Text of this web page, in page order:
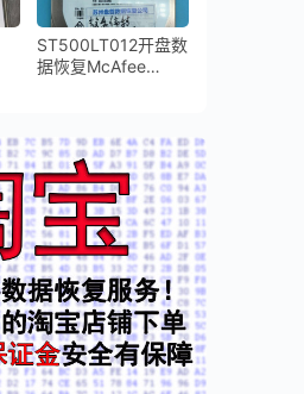
ST500LT012开盘数
据恢复McAfee